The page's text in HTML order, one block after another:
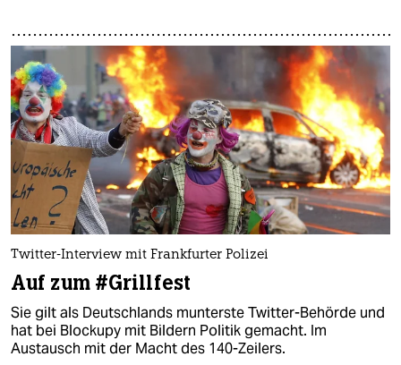
Twitter-Interview mit Frankfurter Polizei
Auf zum #Grillfest
Sie gilt als Deutschlands munterste Twitter-Behörde und
hat bei Blockupy mit Bildern Politik gemacht. Im
Austausch mit der Macht des 140-Zeilers.